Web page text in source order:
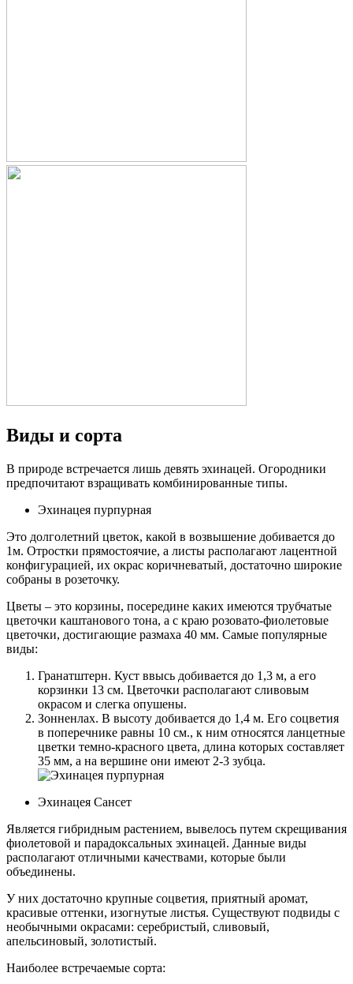
Виды и сорта
В природе встречается лишь девять эхинацей. Огородники
предпочитают взращивать комбинированные типы.
Эхинацея пурпурная
Это долголетний цветок, какой в возвышение добивается до
1м. Отростки прямостоячие, а листы располагают лацентной
конфигурацией, их окрас коричневатый, достаточно широкие
собраны в розеточку.
Цветы – это корзины, посередине каких имеются трубчатые
цветочки каштанового тона, а с краю розовато-фиолетовые
цветочки, достигающие размаха 40 мм. Самые популярные
виды:
Гранатштерн. Куст ввысь добивается до 1,3 м, а его
корзинки 13 см. Цветочки располагают сливовым
окрасом и слегка опушены.
Зонненлах. В высоту добивается до 1,4 м. Его соцветия
в поперечнике равны 10 см., к ним относятся ланцетные
цветки темно-красного цвета, длина которых составляет
35 мм, а на вершине они имеют 2-3 зубца.
Эхинацея Сансет
Является гибридным растением, вывелось путем скрещивания
фиолетовой и парадоксальных эхинацей. Данные виды
располагают отличными качествами, которые были
объединены.
У них достаточно крупные соцветия, приятный аромат,
красивые оттенки, изогнутые листья. Существуют подвиды с
необычными окрасами: серебристый, сливовый,
апельсиновый, золотистый.
Наиболее встречаемые сорта: